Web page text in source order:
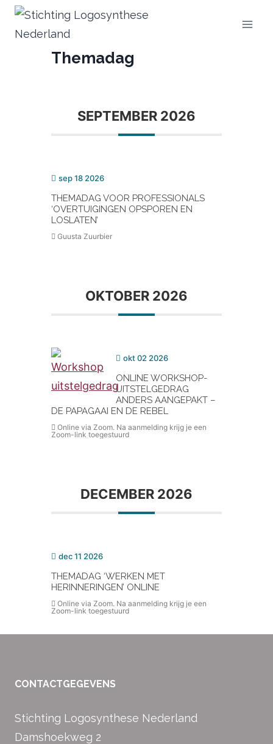
Doorgaan
naar
Themadag
SEPTEMBER 2026
sep 18 2026
THEMADAG VOOR PROFESSIONALS
‘OVERTUIGINGEN OPSPOREN EN
LOSLATEN’
Guusta Zuurbier
OKTOBER 2026
okt 02 2026
ONLINE WORKSHOP-
UITSTELGEDRAG
ANDERS AANGEPAKT –
DE PAPAGAAI EN DE REBEL
Online via Zoom. Na aanmelding krijg je een
Zoom-link toegestuurd
DECEMBER 2026
dec 11 2026
THEMADAG ‘WERKEN MET
HERINNERINGEN’ ONLINE
Online via Zoom. Na aanmelding krijg je een
Zoom-link toegestuurd
CONTACTGEGEVENS
Stichting Logosynthese Nederland
Damshoekweg 2